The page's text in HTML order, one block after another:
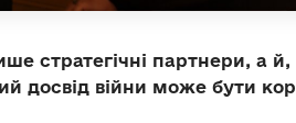
стратегічні партнери, а
досвід війни може бути